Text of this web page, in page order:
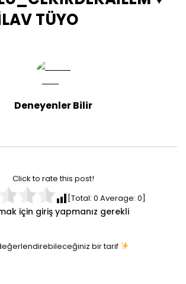
TÜYO
Deneyenler Bilir
Click to rate this post!
[Total: 0 Average: 0]
için giriş yapmanız gerekli
değerlendirebileceğiniz bir tarif